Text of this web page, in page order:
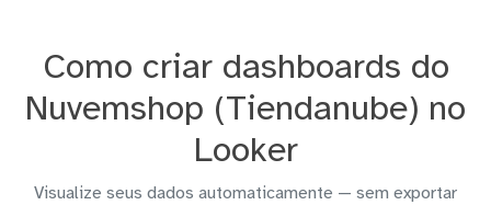
Como criar dashboards do
Nuvemshop (Tiendanube) no
Looker
Visualize seus dados automaticamente — sem exportar